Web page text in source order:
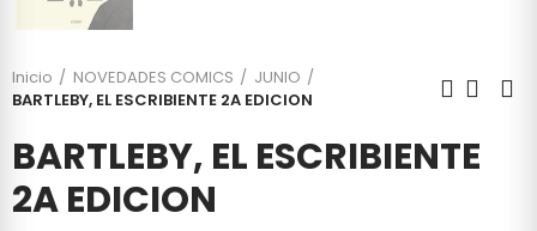
Inicio NOVEDADES COMICS
JUNIO
BARTLEBY, EL ESCRIBIENTE 2A EDICION
BARTLEBY, EL ESCRIBIENTE
2A EDICION